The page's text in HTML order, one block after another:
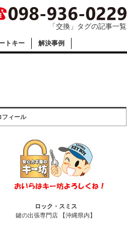
「交換」タグの記事一覧
トキー 解決事例
フィール
ロック・スミス
鍵の出張専門店 【沖縄県内】